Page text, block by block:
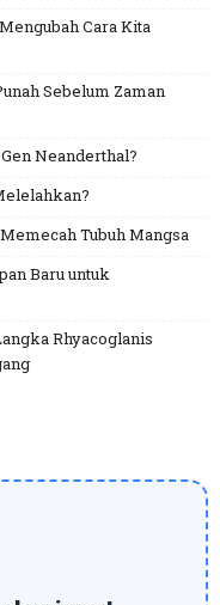
Cara Kita
Sebelum Zaman
Neanderthal?
Tubuh Mangsa
Baru untuk
Rhyacoglanis